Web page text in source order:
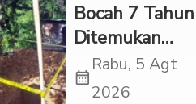
Bocah 7 Tahun
Ditemukan
Tewas dalam
Sumur di Tapsel,
calendar_month
Rabu, 5 Agt
2026